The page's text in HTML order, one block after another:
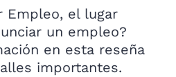
Empleo, el lugar
un empleo?
en esta reseña
importantes.